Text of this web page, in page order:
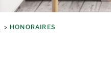
HONORAIRES